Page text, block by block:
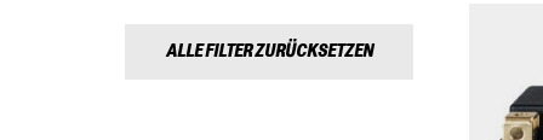
ALLE FILTER ZURÜCKSETZEN